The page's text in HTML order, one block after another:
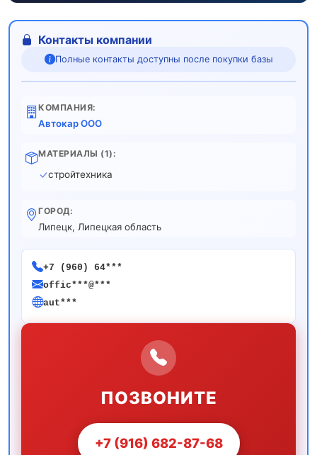
Контакты компании
Полные контакты доступны после покупки базы
КОМПАНИЯ:
Автокар ООО
МАТЕРИАЛЫ (1):
стройтехника
ГОРОД:
Липецк, Липецкая область
+7 (960) 64***
offic***@***
aut***
ПОЗВОНИТЕ
+7 (916) 682-87-68